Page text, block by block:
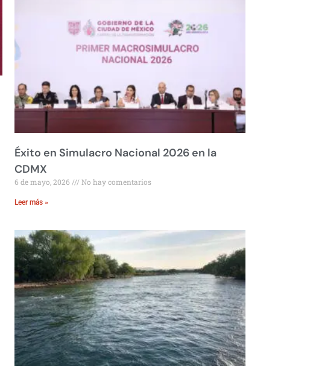
Éxito en Simulacro Nacional 2026 en la
CDMX
6 de mayo, 2026 No hay comentarios
Leer más »